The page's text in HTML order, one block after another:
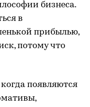
бизнеса.
в
прибылью,
потому что
появляются